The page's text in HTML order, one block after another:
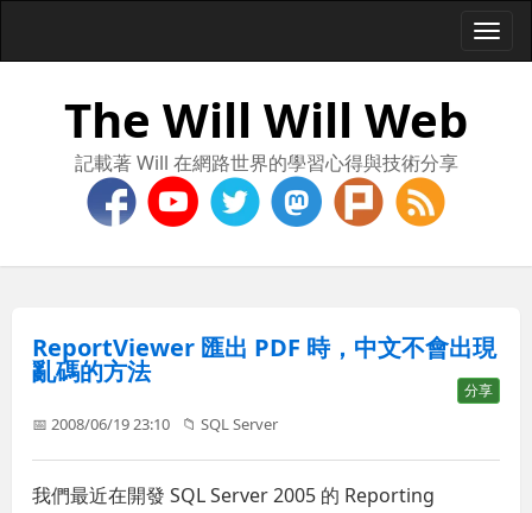
The Will Will Web
記載著 Will 在網路世界的學習心得與技術分享
ReportViewer 匯出 PDF 時，中文不會出現
亂碼的方法
分享
📅 2008/06/19 23:10 📁SQL Server
我們最近在開發 SQL Server 2005 的 Reporting